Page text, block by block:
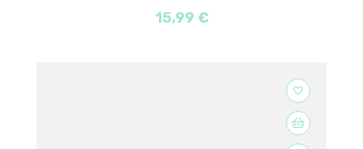
15,99 €
favorite_border